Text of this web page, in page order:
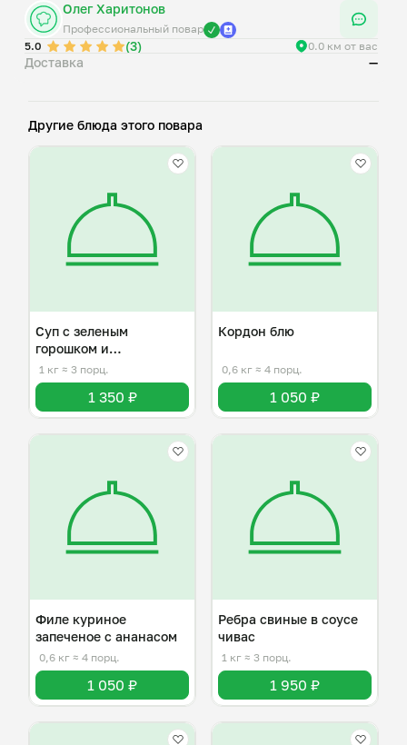
Олег Харитонов
Профессиональный повар
5.0
(3) 0.0 км от вас
Доставка —
Другие блюда этого повара
Суп с зеленым
горошком и
копченостями
1 кг ≈ 3 порц.
1 350 ₽
Кордон блю
0,6 кг ≈ 4 порц.
1 050 ₽
Филе куриное
запеченое с ананасом
0,6 кг ≈ 4 порц.
1 050 ₽
Ребра свиные в соусе
чивас
1 кг ≈ 3 порц.
1 950 ₽